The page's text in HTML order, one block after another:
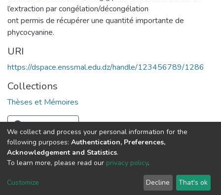
l’extraction par congélation/décongélation
ont permis de récupérer une quantité importante de
phycocyanine.
URI
https://dspace.enssmal.edu.dz/handle/123456789/1286
Collections
Thèses et Mémoires
Full item page
© 2025 ENSSMAL – Tous droits réservés.
Dépôt numérique :
dspace@enssmal.edu.dz
We collect and process your personal information for the
following purposes: Authentication, Preferences,
Acknowledgement and Statistics.
To learn more, please read our privacy policy.
Customize Decline That's ok